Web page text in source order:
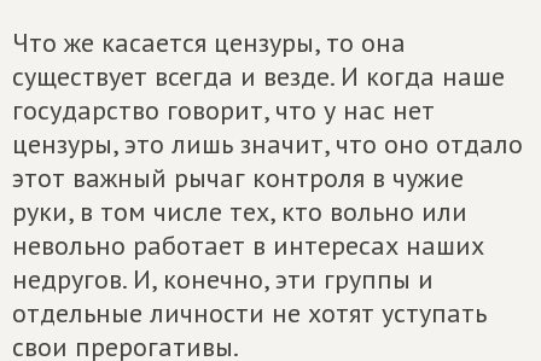
Что же касается цензуры, то она
существует всегда и везде. И когда наше
государство говорит, что у нас нет
цензуры, это лишь значит, что оно отдало
этот важный рычаг контроля в чужие
руки, в том числе тех, кто вольно или
невольно работает в интересах наших
недругов. И, конечно, эти группы и
отдельные личности не хотят уступать
свои прерогативы.